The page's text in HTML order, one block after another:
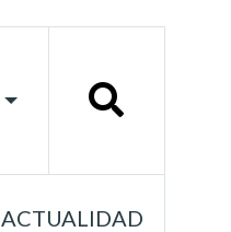
ACTUALIDAD